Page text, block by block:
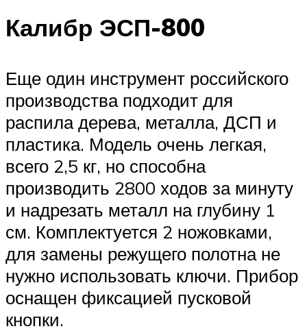
Калибр ЭСП-800
Еще один инструмент российского
производства подходит для
распила дерева, металла, ДСП и
пластика. Модель очень легкая,
всего 2,5 кг, но способна
производить 2800 ходов за минуту
и надрезать металл на глубину 1
см. Комплектуется 2 ножовками,
для замены режущего полотна не
нужно использовать ключи. Прибор
оснащен фиксацией пусковой
кнопки.